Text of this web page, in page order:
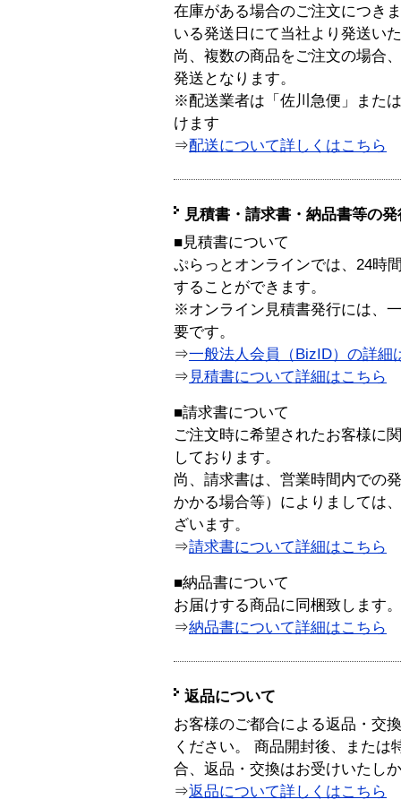
在庫がある場合のご注文につき
いる発送日にて当社より発送い
尚、複数の商品をご注文の場合
発送となります。
※配送業者は「佐川急便」また
けます
⇒配送について詳しくはこちら
見積書・請求書・納品書等の
■見積書について
ぷらっとオンラインでは、24時
することができます。
※オンライン見積書発行には、
要です。
⇒一般法人会員（BizID）の詳細
⇒ 見積書について詳細はこちら
■請求書について
ご注文時に希望されたお客様に
しております。
尚、請求書は、営業時間内での
かかる場合等）によりましては
ざいます。
⇒請求書について詳細はこちら
■納品書について
お届けする商品に同梱致します。
⇒納品書について詳細はこちら
返品について
お客様のご都合による返品・交
ください。 商品開封後、または
合、返品・交換はお受けいたし
⇒返品について詳しくはこちら